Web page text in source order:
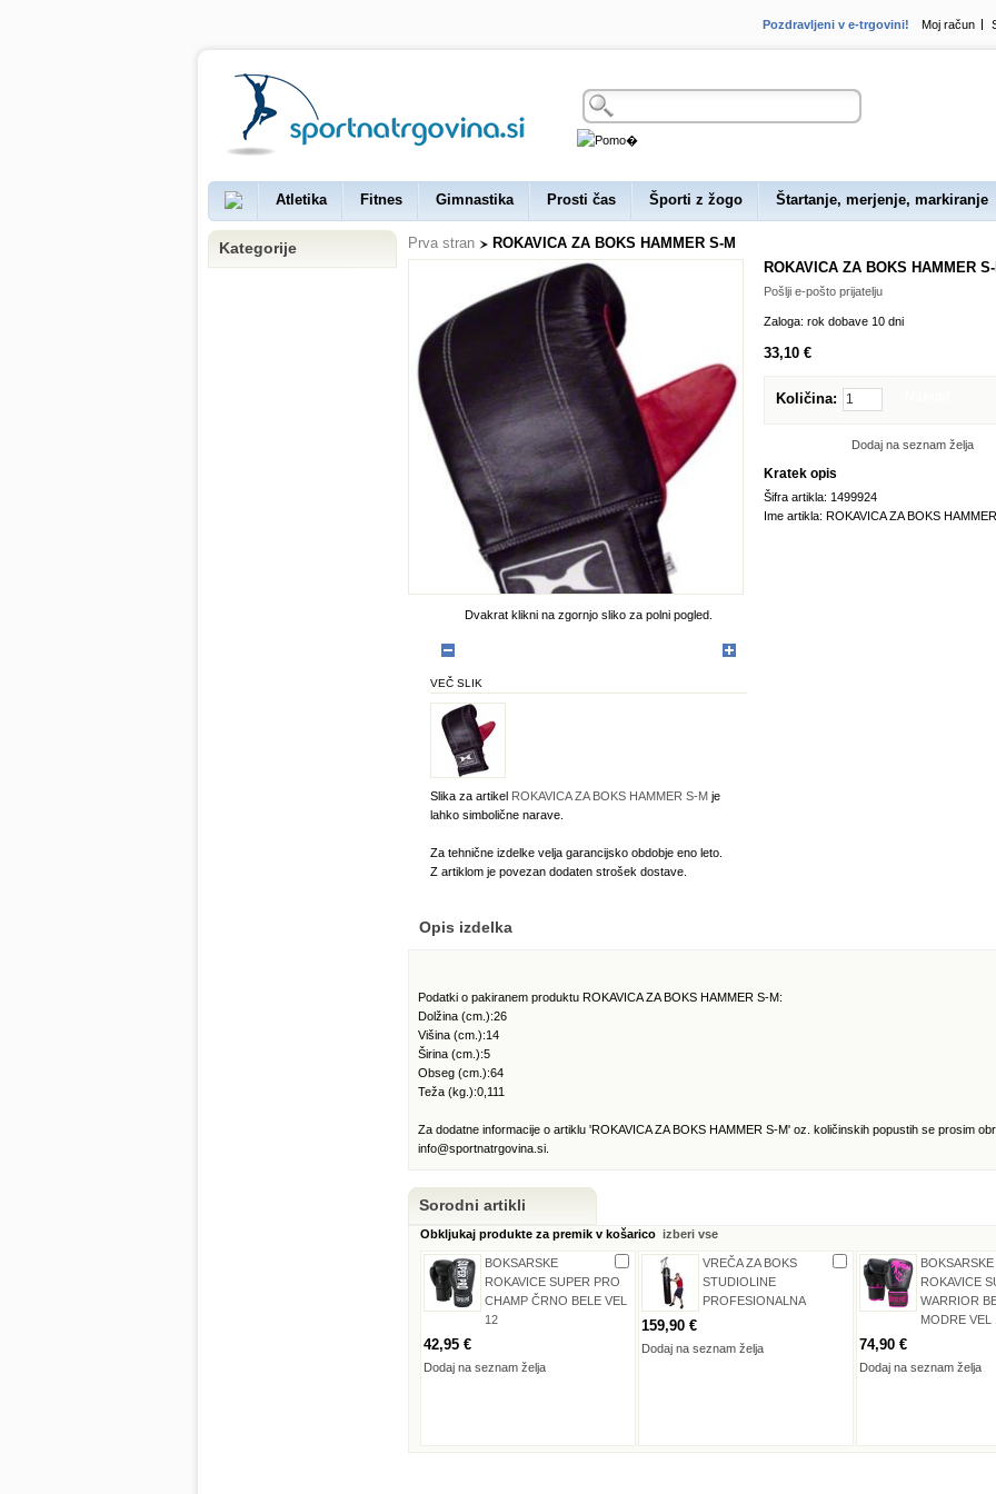
Atletika Fitnes Gimnastika Prosti čas Športi z žogo Štartanje, merjenje, markiranje
Pozdravljeni v e-trgovini! Moj račun
Kategorije Prva stran
ROKAVICA ZA BOKS HAMMER S-M
ROKAVICA ZA BOKS HAMMER S-
Pošlji e-pošto prijatelju
Zaloga: rok dobave 10 dni
33,10 €
Količina:
Dodaj na seznam želja
Kratek opis
Šifra artikla: 1499924
Ime artikla: ROKAVICA ZA BOKS
Dvakrat klikni na zgornjo sliko za polni pogled.
VEČ SLIK
Slika za artikel ROKAVICA ZA BOKS HAMMER S-M je
lahko simbolične narave.
Za tehnične izdelke velja garancijsko obdobje eno leto.
Z artiklom je povezan dodaten strošek dostave.
Opis izdelka
Podatki o pakiranem produktu ROKAVICA ZA BOKS HAMMER S-M:
Dolžina (cm.):26
Višina (cm.):14
Širina (cm.):5
Obseg (cm.):64
Teža (kg.):0,111
Za dodatne informacije o artiklu 'ROKAVICA ZA BOKS HAMMER S-M' oz. količinskih popustih se prosim
info@sportnatrgovina.si.
Sorodni artikli
Obkljukaj produkte za premik v košarico izberi vse
BOKSARSKE
ROKAVICE SUPER PRO
CHAMP ČRNO BELE VEL
12
42,95 €
Dodaj na seznam želja
VREČA ZA BOKS
STUDIOLINE
PROFESIONALNA
159,90 €
Dodaj na seznam želja
BOKSARSKE
ROKAVICE
WARRIOR
MODRE VEL
74,90 €
Dodaj na seznam želja